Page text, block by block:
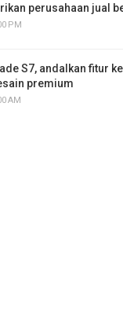
perusahaan jual
PM
S7, andalkan fitur
premium
AM